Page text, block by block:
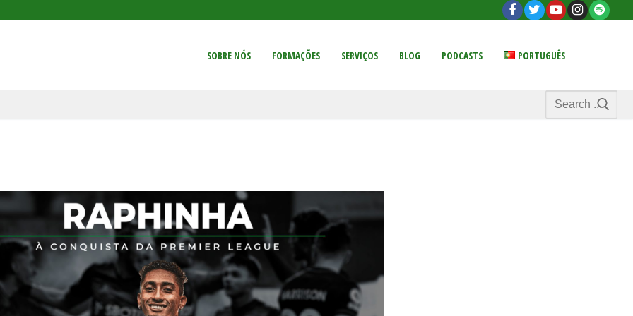
SOBRE NÓS
FORMAÇÕES SERVIÇOS BLOG PODCASTS PORTUGUÊS
Search
for: